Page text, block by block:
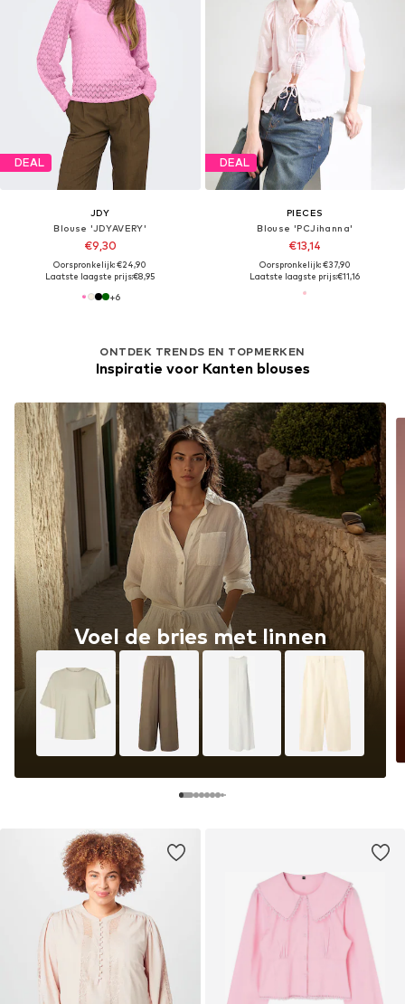
DEAL
JDY
Blouse 'JDYAVERY'
€9,30
Oorspronkelijk: €24,90
Laatste laagste prijs:€8,95
+6
ONTDEK TRENDS EN TOPMERKEN
Inspiratie voor Kanten blouses
Voel de bries met linnen
DEAL
PIECES
Blouse 'PCJihanna'
€13,14
Oorspronkelijk: €37,90
Laatste laagste prijs:€11,16